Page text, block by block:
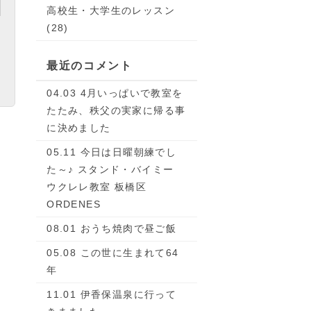
高校生・大学生のレッスン
(28)
最近のコメント
04.03 4月いっぱいで教室を
たたみ、秩父の実家に帰る事
に決めました
05.11 今日は日曜朝練でし
た～♪ スタンド・バイミー
ウクレレ教室 板橋区
ORDENES
08.01 おうち焼肉で昼ご飯
05.08 この世に生まれて64
年
11.01 伊香保温泉に行って